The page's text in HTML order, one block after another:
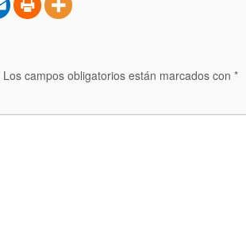
Los campos obligatorios están marcados con *